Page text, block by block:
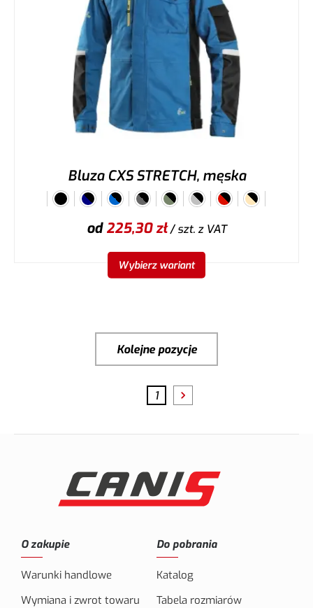
Bluza CXS STRETCH, męska
od225,30zł/ szt.z VAT
Wybierz wariant
Kolejne pozycje
1
O zakupie
Warunki handlowe
Wymiana i zwrot towaru
Do pobrania
Katalog
Tabela rozmiarów